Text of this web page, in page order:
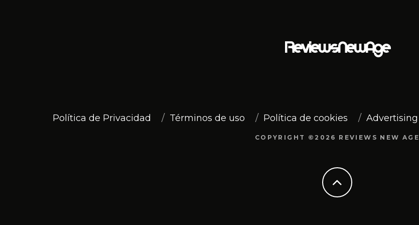
Política de Privacidad Términos de uso Política de cookies Advertising
COPYRIGHT ©2026 REVIEWS NEW AGE